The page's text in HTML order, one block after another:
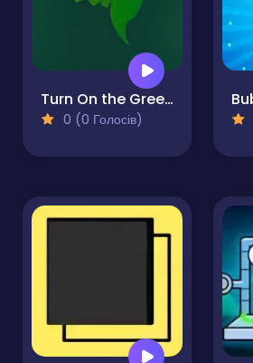
Turn On the Green Lights
0 (0 Голосів)